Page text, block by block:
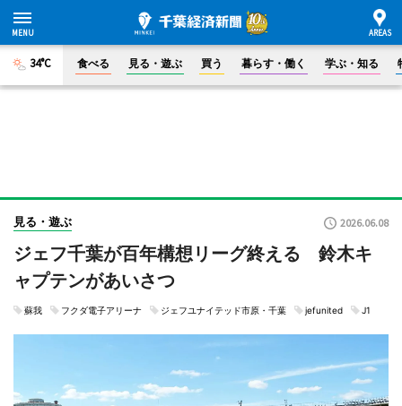
34°C 食べる 見る・遊ぶ 買う 暮らす・働く 学ぶ・知る
見る・遊ぶ 2026.06.08
ジェフ千葉が百年構想リーグ終える 鈴木キ
ャプテンがあいさつ
蘇我 フクダ電子アリーナ ジェフユナイテッド市原・千葉 jefunited J1